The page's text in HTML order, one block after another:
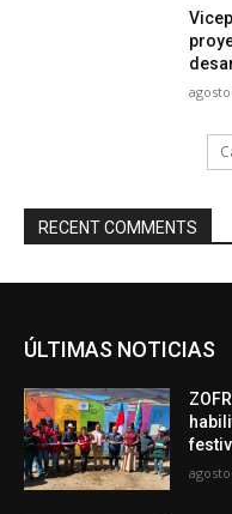
RECENT COMMENTS
ÚLTIMAS NOTICIAS